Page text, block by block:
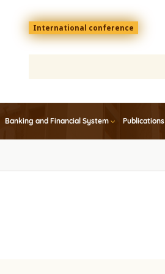
Menu
top
En
International conference
Banking and Financial System Publications